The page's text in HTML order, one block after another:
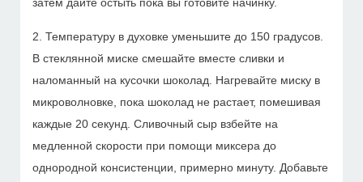
затем дайте остыть пока вы готовите начинку.
2. Температуру в духовке уменьшите до 150 градусов.
В стеклянной миске смешайте вместе сливки и
наломанный на кусочки шоколад. Нагревайте миску в
микроволновке, пока шоколад не растает, помешивая
каждые 20 секунд. Сливочный сыр взбейте на
медленной скорости при помощи миксера до
однородной консистенции, примерно минуту. Добавьте